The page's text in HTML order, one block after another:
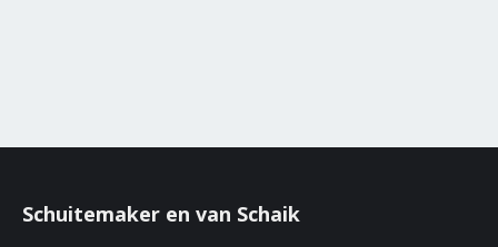
Schuitemaker en van Schaik